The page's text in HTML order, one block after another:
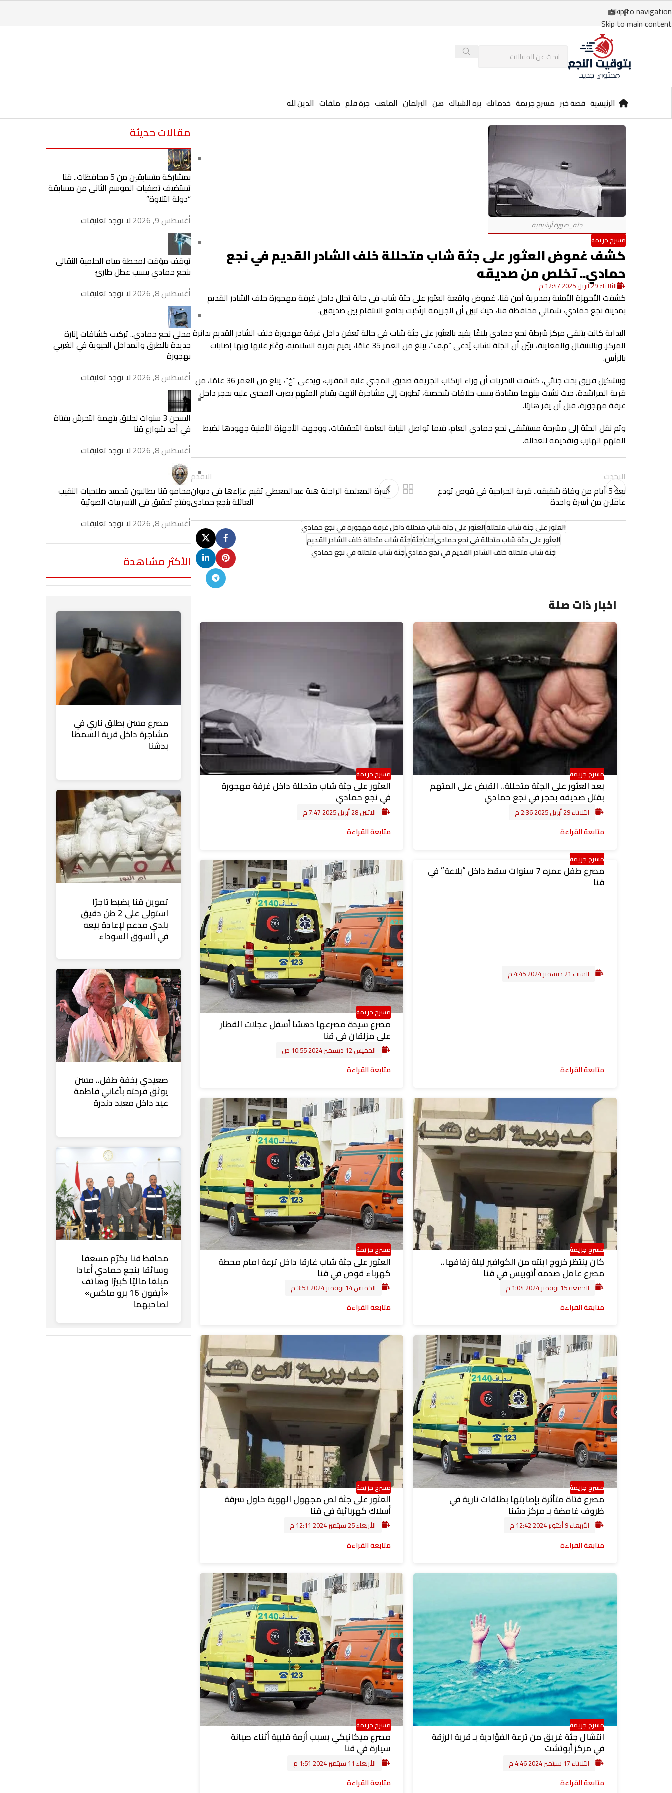
Skip to navigation
Skip to main content
الرئيسية قصة خبر مسرح جريمة خدماتك بره الشباك هن البرلمان الملعب جرة قلم ملفات الدين لله
مسرح جريمة
كشف غموض العثور على جثة شاب متحللة خلف الشادر القديم في نجع
حمادي.. تخلص من صديقه
الثلاثاء 29 أبريل 2025 12:47 م
كشفت الأجهزة الأمنية بمديرية أمن قنا، غموض واقعة العثور على جثة شاب في حالة تحلل داخل غرفة مهجورة خلف الشادر القديم
بمدينة نجع حمادي، شمالي محافظة قنا، حيث تبين أن الجريمة ارتُكبت بدافع الانتقام بين صديقين.
البداية كانت بتلقي مركز شرطة نجع حمادي بلاغًا يفيد بالعثور على جثة شاب في حالة تعفن داخل غرفة مهجورة خلف الشادر القديم بدائرة
المركز. وبالانتقال والمعاينة، تبيّن أن الجثة لشاب يُدعى “م.ف”، يبلغ من العمر 35 عامًا، يقيم بقرية السلامية، وعُثر عليها وبها إصابات
بالرأس.
وبتشكيل فريق بحث جنائي، كشفت التحريات أن وراء ارتكاب الجريمة صديق المجني عليه المقرب، ويدعى “خ”، يبلغ من العمر 36 عامًا، من
قرية المراشدة، حيث نشبت بينهما مشادة بسبب خلافات شخصية، تطورت إلى مشاجرة انتهت بقيام المتهم بضرب المجني عليه بحجر داخل
غرفة مهجورة، قبل أن يفر هاربًا.
وتم نقل الجثة إلى مشرحة مستشفى نجع حمادي العام، فيما تواصل النيابة العامة التحقيقات، ووجهت الأجهزة الأمنية جهودها لضبط
المتهم الهارب وتقديمه للعدالة.
الاحدث
بعد 5 أيام من وفاة شقيقه.. قرية الحراجية في قوص تودع
عاملين من أسرة واحدة
الاقدم
أسرة المعلمة الراحلة هبة عبدالمعطي تقيم عزاءها في ديوان
العائلة بنجع حمادي
العثور على جثة شاب متحللةالعثور على جثة شاب متحللة داخل غرفة مهجورة في نجع حمادي
العثور على جثة شاب متحللة في نجع حماديجثجثةجثة شاب متحللة خلف الشادر القديم
جثة شاب متحللة خلف الشادر القديم في نجع حماديجثة شاب متحللة في نجع حمادي
اخبار ذات صلة
مسرح جريمة
بعد العثور على الجثة متحللة.. القبض على المتهم
بقتل صديقه بحجر في نجع حمادي
الثلاثاء 29 أبريل 2025 2:36 م
متابعة القراءة
مسرح جريمة
العثور على جثة شاب متحللة داخل غرفة مهجورة
في نجع حمادي
الاثنين 28 أبريل 2025 7:47 م
متابعة القراءة
مسرح جريمة
مصرع طفل عمره 7 سنوات سقط داخل “بلاعة” في
قنا
السبت 21 ديسمبر 2024 4:45 م
متابعة القراءة
مسرح جريمة
مصرع سيدة مصرعها دهسًا أسفل عجلات القطار
على مزلقان في قنا
الخميس 12 ديسمبر 2024 10:55 ص
متابعة القراءة
مسرح جريمة
كان ينتظر خروج ابنته من الكوافير ليلة زفافها..
مصرع عامل صدمه أتوبيس في قنا
الجمعة 15 نوفمبر 2024 1:04 م
متابعة القراءة
مسرح جريمة
العثور على جثة شاب غارقا داخل ترعة امام محطة
كهرباء قوص في قنا
الخميس 14 نوفمبر 2024 3:53 م
متابعة القراءة
مسرح جريمة
مصرع فتاة متأثرة بإصابتها بطلقات نارية في
ظروف غامضة بـ مركز دشنا
الأربعاء 9 أكتوبر 2024 12:42 م
متابعة القراءة
مسرح جريمة
العثور على جثة لص مجهول الهوية حاول سرقة
أسلاك كهربائية في قنا
الأربعاء 25 سبتمبر 2024 12:11 م
متابعة القراءة
مسرح جريمة
انتشال جثة غريق من ترعة الفؤادية بـ قرية الرزقة
في مركز أبوتشت
الثلاثاء 17 سبتمبر 2024 4:46 م
متابعة القراءة
مسرح جريمة
مصرع ميكانيكي بسبب أزمة قلبية أثناء صيانة
سيارة في قنا
الأربعاء 11 سبتمبر 2024 1:51 م
متابعة القراءة
مقالات حديثة
بمشاركة متسابقين من 5 محافظات.. قنا
تستضيف تصفيات الموسم الثاني من مسابقة
“دولة التلاوة”
أغسطس 9, 2026
لا توجد تعليقات
توقف مؤقت لمحطة مياه الحلمية النقالي
بنجع حمادي بسبب عطل طارئ
أغسطس 8, 2026
لا توجد تعليقات
محلي نجع حمادي.. تركيب كشافات إنارة
جديدة بالطرق والمداخل الحيوية في الغربي
بهجورة
أغسطس 8, 2026
لا توجد تعليقات
السجن 3 سنوات لحلاق بتهمة التحرش بفتاة
في أحد شوارع قنا
أغسطس 8, 2026
لا توجد تعليقات
محامو قنا يطالبون بتجميد صلاحيات النقيب
وفتح تحقيق في التسريبات الصوتية
أغسطس 8, 2026
لا توجد تعليقات
الأكثر مشاهدة
مصرع مسن بطلق ناري في
مشاجرة داخل قرية السمطا
بدشنا
تموين قنا يضبط تاجرًا
استولى على 2 طن دقيق
بلدي مدعم لإعادة بيعه
في السوق السوداء
صعيدي بخفة طفل.. مسن
يوثق فرحته بأغاني فاطمة
عيد داخل معبد دندرة
محافظ قنا يكرّم مسعفا
وسائقا بنجع حمادي أعادا
مبلغا ماليًا كبيرًا وهاتف
«آيفون 16 برو ماكس»
لصاحبهما